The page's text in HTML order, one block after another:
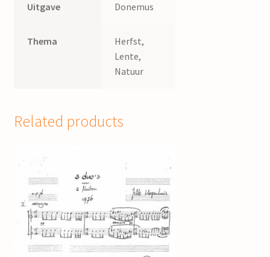
Uitgave Donemus
Thema
Herfst,
Lente,
Natuur
Related products